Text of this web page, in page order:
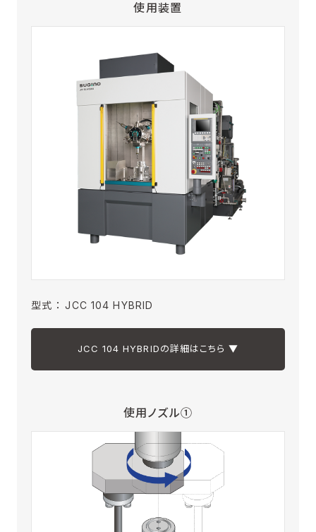
使用装置
型式 ： JCC 104 HYBRID
JCC 104 HYBRIDの詳細はこちら ▼
使用ノズル①